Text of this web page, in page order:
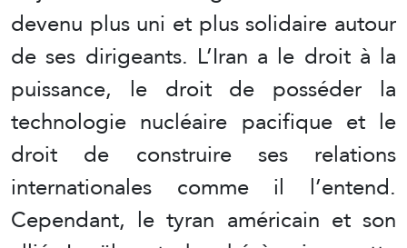
devenu plus uni et plus solidaire autour
de ses dirigeants. L’Iran a le droit à la
puissance, le droit de posséder la
technologie nucléaire pacifique et le
droit de construire ses relations
internationales comme il l’entend.
Cependant, le tyran américain et son